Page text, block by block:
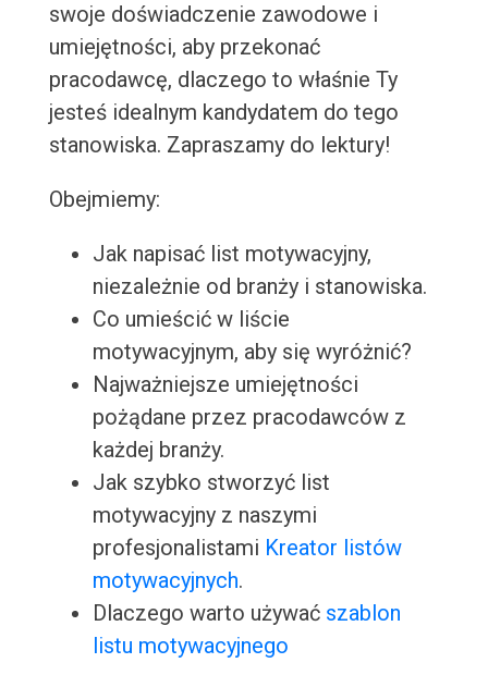
swoje doświadczenie zawodowe i
umiejętności, aby przekonać
pracodawcę, dlaczego to właśnie Ty
jesteś idealnym kandydatem do tego
stanowiska. Zapraszamy do lektury!
Obejmiemy:
Jak napisać list motywacyjny,
niezależnie od branży i stanowiska.
Co umieścić w liście
motywacyjnym, aby się wyróżnić?
Najważniejsze umiejętności
pożądane przez pracodawców z
każdej branży.
Jak szybko stworzyć list
motywacyjny z naszymi
profesjonalistami Kreator listów
motywacyjnych.
Dlaczego warto używać szablon
listu motywacyjnego